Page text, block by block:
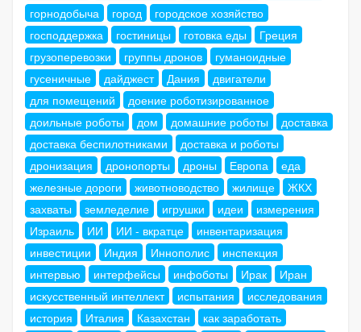
горнодобыча
город
городское хозяйство
господдержка
гостиницы готовка еды
Греция
грузоперевозки
группы дронов
гуманоидные
гусеничные
дайджест Дания
двигатели
для помещений
доение роботизированное
доильные роботы
дом домашние роботы
доставка
доставка беспилотниками
доставка и роботы
дронизация
дронопорты дроны Европа
еда
железные дороги
животноводство жилище
ЖКХ
захваты
земледелие игрушки идеи
измерения
Израиль
ИИ ИИ - вкратце
инвентаризация
инвестиции
Индия Иннополис
инспекция
интервью
интерфейсы инфоботы Ирак
Иран
искусственный интеллект
испытания
исследования
история
Италия Казахстан
как заработать